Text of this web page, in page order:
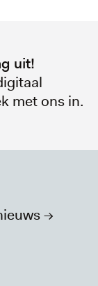
uit!
met ons in.
->